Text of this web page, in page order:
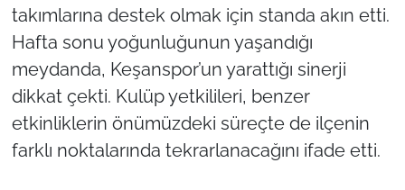
takımlarına destek olmak için standa akın etti.
Hafta sonu yoğunluğunun yaşandığı
meydanda, Keşanspor’un yarattığı sinerji
dikkat çekti. Kulüp yetkilileri, benzer
etkinliklerin önümüzdeki süreçte de ilçenin
farklı noktalarında tekrarlanacağını ifade etti.